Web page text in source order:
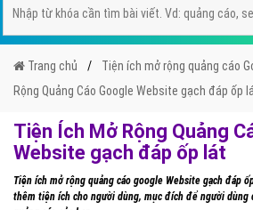
Trang chủ Tiện ích mở rộng quảng cáo
Rộng Quảng Cáo Google Website gạch đáp ốp
Tiện Ích Mở Rộng Quảng
Website gạch đáp ốp lát
Tiện ích mở rộng quảng cáo google Website gạch đáp
thêm tiện ích cho người dùng, mục đích để người dùng